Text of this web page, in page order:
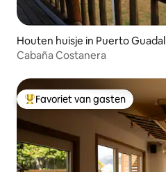
Houten huisje in Puerto Guadal
Cabaña Costanera
Topfavoriet van gasten
Favoriet van gasten